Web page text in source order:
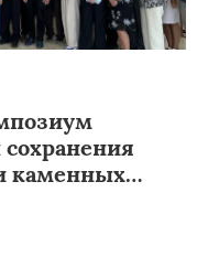
каменных